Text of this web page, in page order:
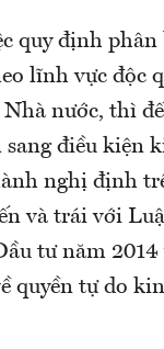
quy định phân
lĩnh vực độc
Nhà nước, thì
sang điều kiện
nghị định
và trái với
tư năm 2014
quyền tự do